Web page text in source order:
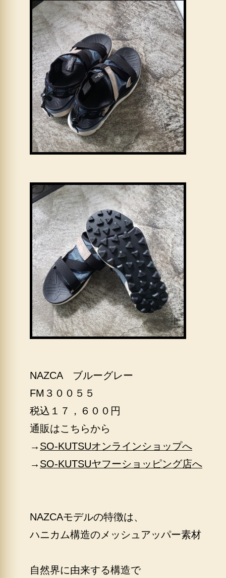
NAZCA ブルーグレー
FM３００５５
税込１７，６００円
通販はこちらから
→ SO-KUTSUオンラインショップへ
→ SO-KUTSUヤフーショッピング店へ
NAZCAモデルの特徴は、
ハニカム構造のメッシュアッパー素材
自然界に由来する構造で